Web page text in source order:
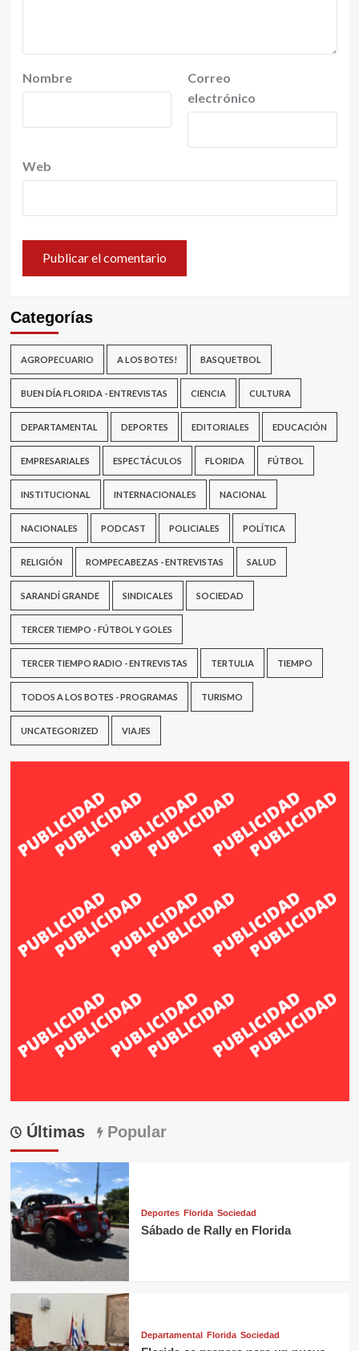
Nombre
Correo
electrónico
Web
Categorías
AGROPECUARIO A LOS BOTES! BASQUETBOL
BUEN DÍA FLORIDA - ENTREVISTAS CIENCIA CULTURA
DEPARTAMENTAL DEPORTES EDITORIALES EDUCACIÓN
EMPRESARIALES ESPECTÁCULOS FLORIDA FÚTBOL
INSTITUCIONAL INTERNACIONALES NACIONAL
NACIONALES PODCAST POLICIALES POLÍTICA
RELIGIÓN ROMPECABEZAS - ENTREVISTAS SALUD
SARANDÍ GRANDE SINDICALES SOCIEDAD
TERCER TIEMPO - FÚTBOL Y GOLES
TERCER TIEMPO RADIO - ENTREVISTAS TERTULIA TIEMPO
TODOS A LOS BOTES - PROGRAMAS TURISMO
UNCATEGORIZED VIAJES
Últimas Popular
Deportes Florida Sociedad
Sábado de Rally en Florida
Departamental Florida Sociedad